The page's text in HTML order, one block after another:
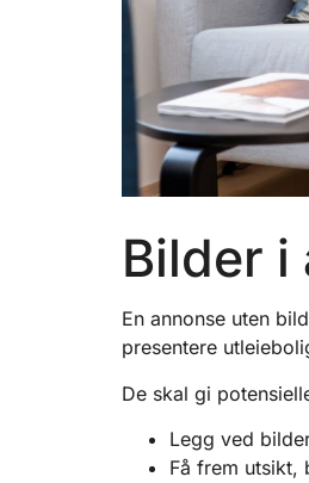
Bilder i
En annonse uten
presentere
De skal gi
Legg ved
Få frem utsikt,